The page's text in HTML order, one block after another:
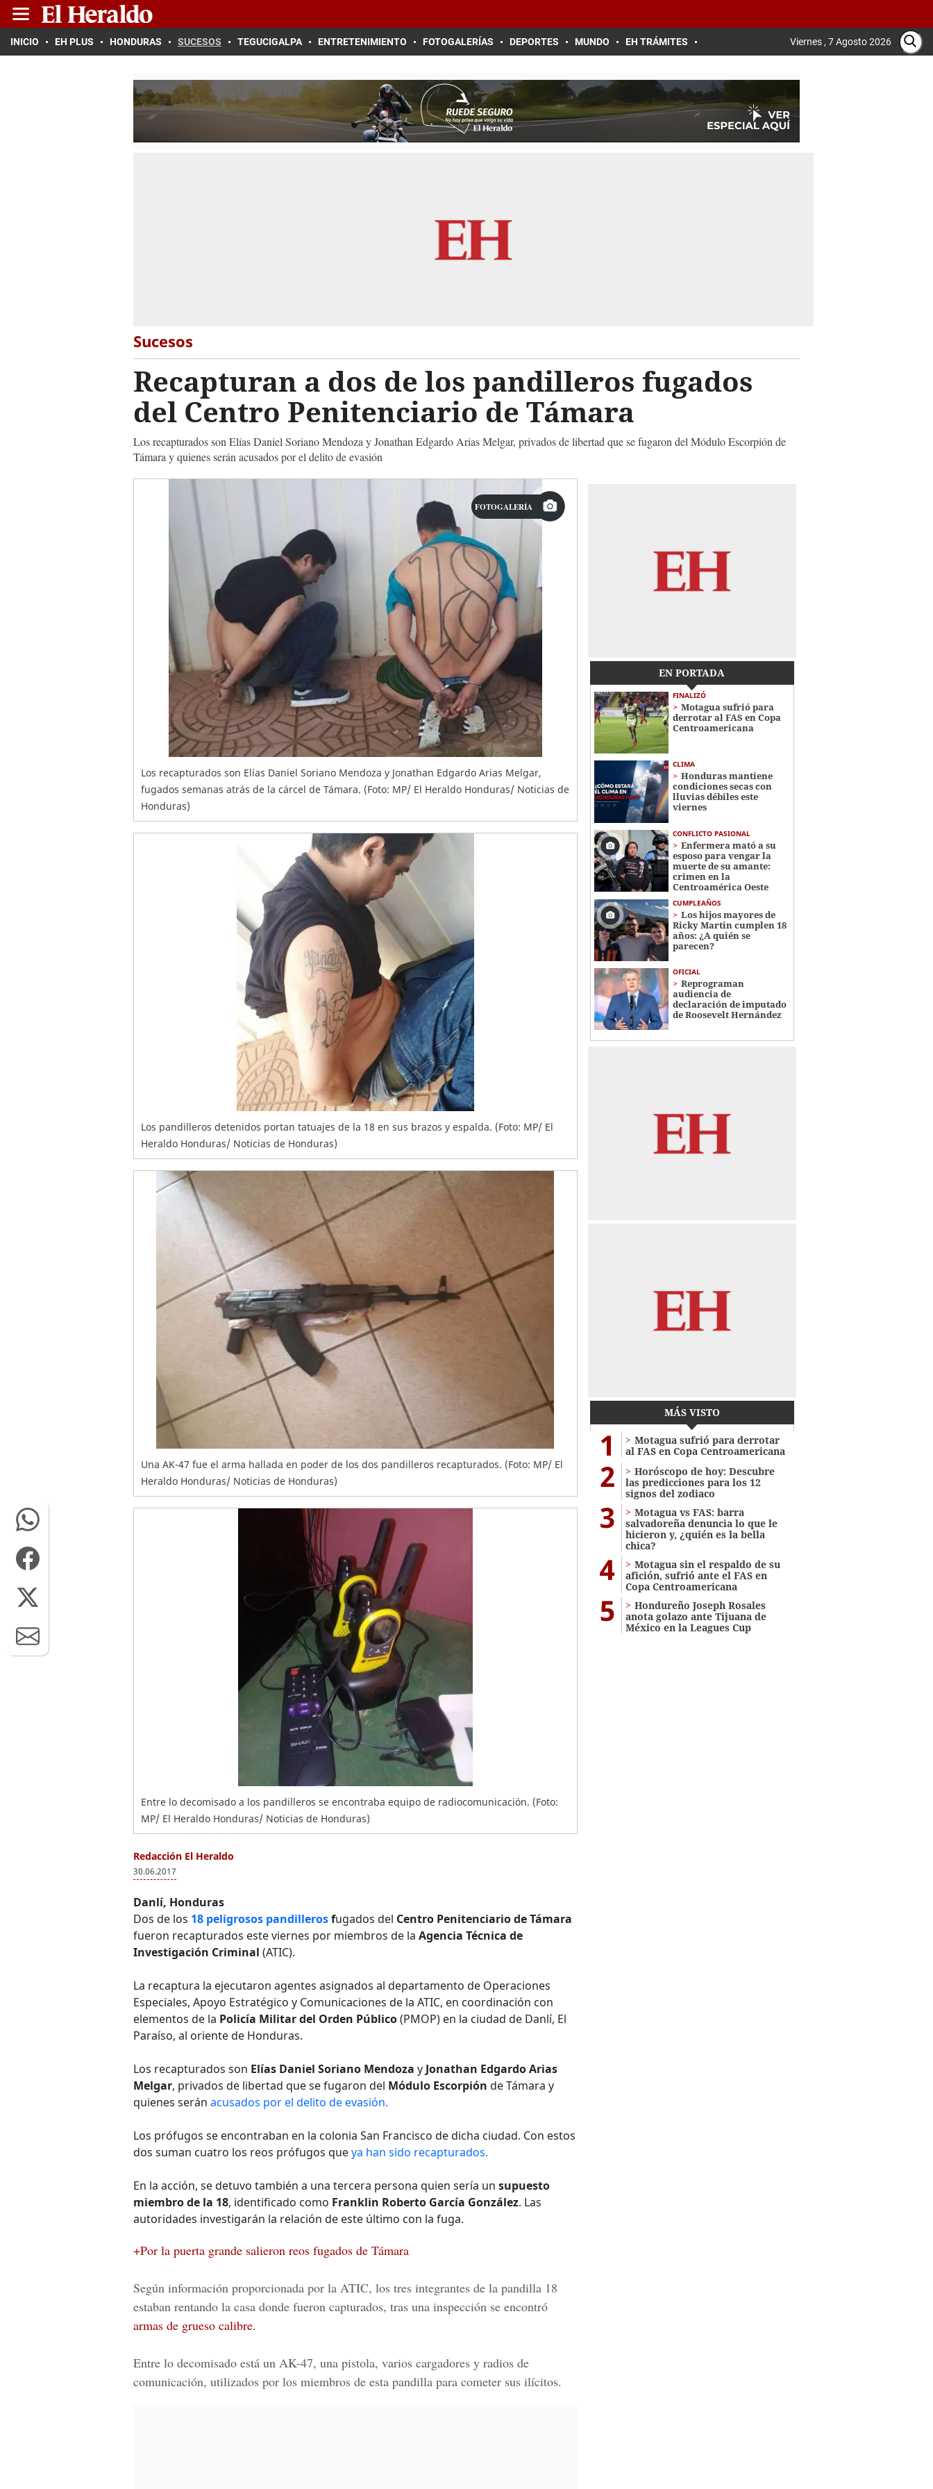
INICIO EH PLUS HONDURAS SUCESOS TEGUCIGALPA ENTRETENIMIENTO FOTOGALERÍAS DEPORTES MUNDO EH TRÁMITES Viernes , 7 Agosto 2026
Sucesos
Recapturan a dos de los pandilleros fugados
del Centro Penitenciario de Támara
Los recapturados son Elías Daniel Soriano Mendoza y Jonathan Edgardo Arias Melgar, privados de libertad que se fugaron del Módulo Escorpión de
Támara y quienes serán acusados por el delito de evasión
FOTOGALERÍA
Los recapturados son Elías Daniel Soriano Mendoza y Jonathan Edgardo Arias Melgar,
fugados semanas atrás de la cárcel de Támara. (Foto: MP/ El Heraldo Honduras/ Noticias de
Honduras)
Los pandilleros detenidos portan tatuajes de la 18 en sus brazos y espalda. (Foto: MP/ El
Heraldo Honduras/ Noticias de Honduras)
Una AK-47 fue el arma hallada en poder de los dos pandilleros recapturados. (Foto: MP/ El
Heraldo Honduras/ Noticias de Honduras)
Entre lo decomisado a los pandilleros se encontraba equipo de radiocomunicación. (Foto:
MP/ El Heraldo Honduras/ Noticias de Honduras)
Redacción El Heraldo
30.06.2017
Danlí, Honduras
Dos de los 18 peligrosos pandillerosfugados del Centro Penitenciario de Támara
fueron recapturados este viernes por miembros de la Agencia Técnica de
Investigación Criminal (ATIC).
La recaptura la ejecutaron agentes asignados al departamento de Operaciones
Especiales, Apoyo Estratégico y Comunicaciones de la ATIC, en coordinación con
elementos de la Policía Militar del Orden Público(PMOP) en la ciudad de Danlí, El
Paraíso, al oriente de Honduras.
Los recapturados son Elías Daniel Soriano Mendoza y Jonathan Edgardo Arias
Melgar, privados de libertad que se fugaron del Módulo Escorpión de Támara y
quienes serán acusados por el delito de evasión.
Los prófugos se encontraban en la colonia San Francisco de dicha ciudad. Con estos
dos suman cuatro los reos prófugos queya han sido recapturados.
En la acción, se detuvo también a una tercera persona quien sería un supuesto
miembro de la 18, identificado como Franklin Roberto García González. Las
autoridades investigarán la relación de este último con la fuga.
+Por la puerta grande salieron reos fugados de Támara
Según información proporcionada por la ATIC, los tres integrantes de la pandilla 18
estaban rentando la casa donde fueron capturados, tras una inspección se encontró
armas de grueso calibre.
Entre lo decomisado está un AK-47, una pistola, varios cargadores y radios de
comunicación, utilizados por los miembros de esta pandilla para cometer sus ilícitos.
EN PORTADA
FINALIZÓ
Motagua sufrió para
derrotar al FAS en Copa
Centroamericana
CLIMA
Honduras mantiene
condiciones secas con
lluvias débiles este
viernes
CONFLICTO PASIONAL
Enfermera mató a su
esposo para vengar la
muerte de su amante:
crimen en la
Centroamérica Oeste
CUMPLEAÑOS
Los hijos mayores de
Ricky Martin cumplen 18
años: ¿A quién se
parecen?
OFICIAL
Reprograman
audiencia de
declaración de imputado
de Roosevelt Hernández
MÁS VISTO
1
Motagua sufrió para derrotar
al FAS en Copa Centroamericana
2
Horóscopo de hoy: Descubre
las predicciones para los 12
signos del zodiaco
3
Motagua vs FAS: barra
salvadoreña denuncia lo que le
hicieron y, ¿quién es la bella
chica?
4
Motagua sin el respaldo de su
afición, sufrió ante el FAS en
Copa Centroamericana
5
Hondureño Joseph Rosales
anota golazo ante Tijuana de
México en la Leagues Cup